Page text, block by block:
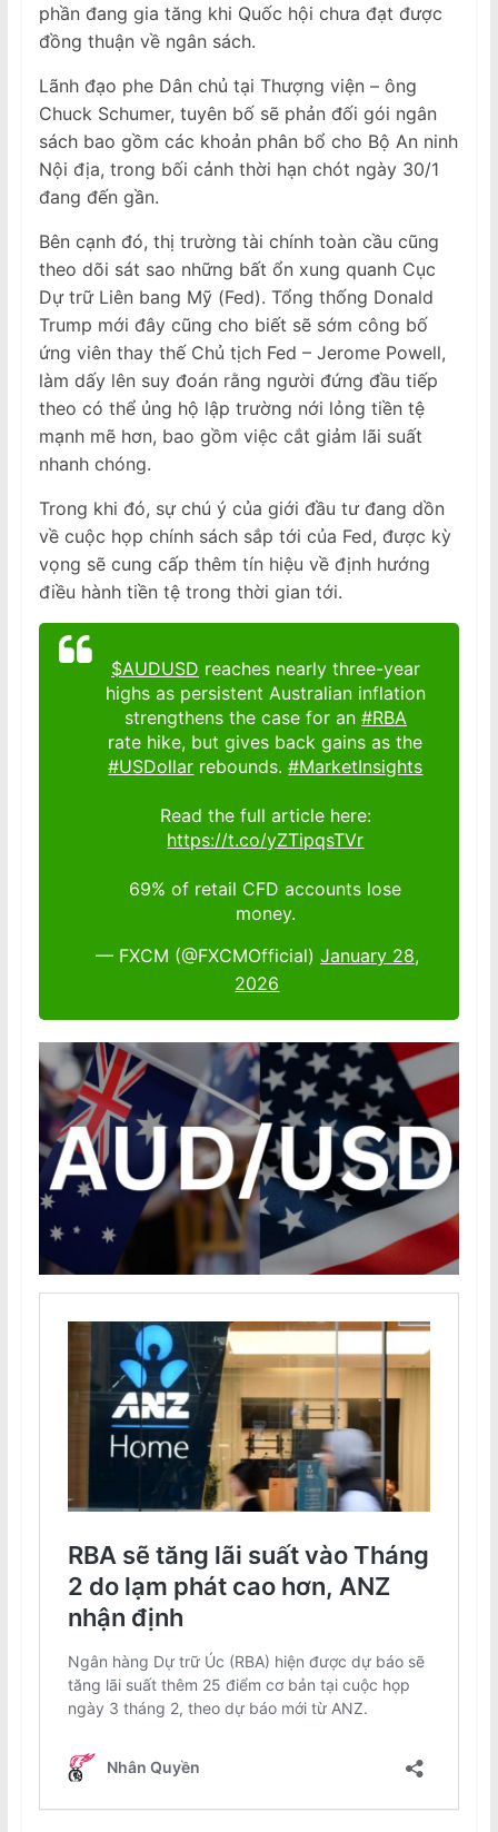
phần đang gia tăng khi Quốc hội chưa đạt được
đồng thuận về ngân sách.
Lãnh đạo phe Dân chủ tại Thượng viện – ông
Chuck Schumer, tuyên bố sẽ phản đối gói ngân
sách bao gồm các khoản phân bổ cho Bộ An ninh
Nội địa, trong bối cảnh thời hạn chót ngày 30/1
đang đến gần.
Bên cạnh đó, thị trường tài chính toàn cầu cũng
theo dõi sát sao những bất ổn xung quanh Cục
Dự trữ Liên bang Mỹ (Fed). Tổng thống Donald
Trump mới đây cũng cho biết sẽ sớm công bố
ứng viên thay thế Chủ tịch Fed – Jerome Powell,
làm dấy lên suy đoán rằng người đứng đầu tiếp
theo có thể ủng hộ lập trường nới lỏng tiền tệ
mạnh mẽ hơn, bao gồm việc cắt giảm lãi suất
nhanh chóng.
Trong khi đó, sự chú ý của giới đầu tư đang dồn
về cuộc họp chính sách sắp tới của Fed, được kỳ
vọng sẽ cung cấp thêm tín hiệu về định hướng
điều hành tiền tệ trong thời gian tới.
$AUDUSD reaches nearly three-year
highs as persistent Australian inflation
strengthens the case for an #RBA
rate hike, but gives back gains as the
#USDollar rebounds.#MarketInsights
Read the full article here:
https://t.co/yZTipqsTVr
69% of retail CFD accounts lose
money.
— FXCM (@FXCMOfficial) January 28,
2026